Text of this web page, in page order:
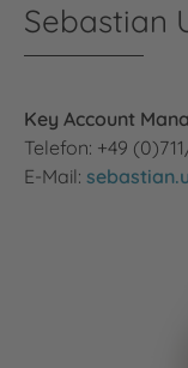
Sebastian
Key Account
Telefon: +49
E-Mail: